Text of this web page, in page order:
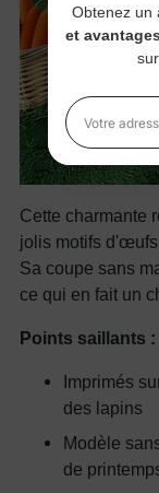
Cette charmante
jolis motifs
Sa coupe sans
ce qui en fait un
Points saillants :
Imprimés
des lapins
Modèle
de
Obtenez un
et
Votre
En vous